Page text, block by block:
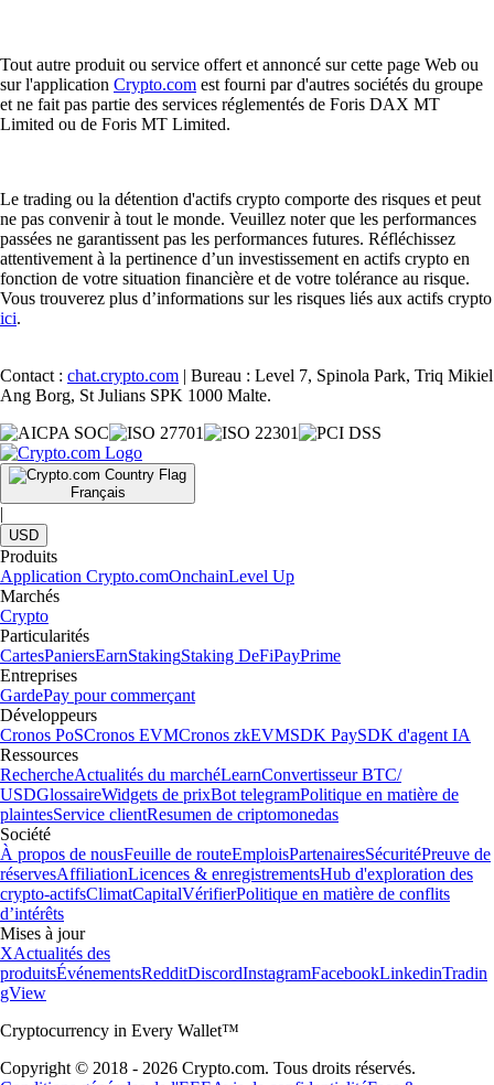
Tout autre produit ou service offert et annoncé sur cette page Web ou
sur l'application Crypto.com est fourni par d'autres sociétés du groupe
et ne fait pas partie des services réglementés de Foris DAX MT
Limited ou de Foris MT Limited.
Le trading ou la détention d'actifs crypto comporte des risques et peut
ne pas convenir à tout le monde. Veuillez noter que les performances
passées ne garantissent pas les performances futures. Réfléchissez
attentivement à la pertinence d’un investissement en actifs crypto en
fonction de votre situation financière et de votre tolérance au risque.
Vous trouverez plus d’informations sur les risques liés aux actifs crypto
ici.
Contact : chat.crypto.com | Bureau : Level 7, Spinola Park, Triq Mikiel
Ang Borg, St Julians SPK 1000 Malte.
Français
|
USD
Produits
Application Crypto.comOnchainLevel Up
Marchés
Crypto
Particularités
CartesPaniersEarnStakingStaking DeFiPayPrime
Entreprises
GardePay pour commerçant
Développeurs
Cronos PoSCronos EVMCronos zkEVMSDK PaySDK d'agent IA
Ressources
RechercheActualités du marchéLearnConvertisseur BTC/
USDGlossaireWidgets de prixBot telegramPolitique en matière de
plaintesService clientResumen de criptomonedas
Société
À propos de nousFeuille de routeEmploisPartenairesSécuritéPreuve de
réservesAffiliationLicences & enregistrementsHub d'exploration des
crypto-actifsClimatCapitalVérifierPolitique en matière de conflits
d’intérêts
Mises à jour
XActualités des
produitsÉvénementsRedditDiscordInstagramFacebookLinkedinTradin
gView
Cryptocurrency in Every Wallet™
Copyright © 2018 - 2026 Crypto.com. Tous droits réservés.